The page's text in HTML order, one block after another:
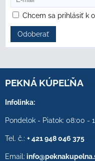
Chcem sa prihlásiť k
Odoberať
PEKNÁ KÚPEĽŇA
Infolinka:
Pondelok - Piatok: 08:00 -
Tel. č.: + 421 948 046 375
Email: